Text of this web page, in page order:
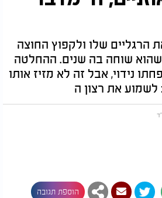
הרגליים שלו ולקפוץ החוצה
שוחה בה שנים. ההחלטה
נידוי, אבל זה לא מזיז אותו
לשמוע את רצון ה
הוספת תגובה